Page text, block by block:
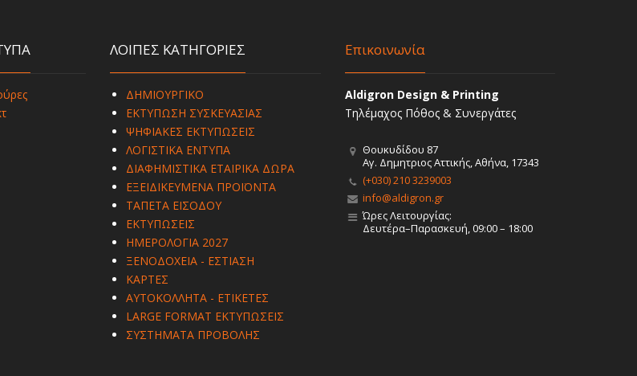
ΛΟΙΠΕΣ ΚΑΤΗΓΟΡΙΕΣ
ΔΗΜΙΟΥΡΓΙΚΟ
ΕΚΤΥΠΩΣΗ ΣΥΣΚΕΥΑΣΙΑΣ
ΨΗΦΙΑΚΕΣ ΕΚΤΥΠΩΣΕΙΣ
ΛΟΓΙΣΤΙΚΑ ΕΝΤΥΠΑ
ΔΙΑΦΗΜΙΣΤΙΚΑ ΕΤΑΙΡΙΚΑ ΔΩΡΑ
ΕΞΕΙΔΙΚΕΥΜΕΝΑ ΠΡΟΪΟΝΤΑ
ΤΑΠΕΤΑ ΕΙΣΟΔΟΥ
ΕΚΤΥΠΩΣΕΙΣ
ΗΜΕΡΟΛΟΓΙΑ 2027
ΞΕΝΟΔΟΧΕΙΑ - ΕΣΤΙΑΣΗ
ΚΑΡΤΕΣ
ΑΥΤΟΚΟΛΛΗΤΑ - ΕΤΙΚΕΤΕΣ
LARGE FORMAT ΕΚΤΥΠΩΣΕΙΣ
ΣΥΣΤΗΜΑΤΑ ΠΡΟΒΟΛΗΣ
Επικοινωνία
Aldigron Design & Printing
Τηλέμαχος Πόθος & Συνεργάτες
Θουκυδίδου 87
Αγ. Δημητριος Αττικής, Αθήνα, 17343
(+030) 210 3239003
info@aldigron.gr
Ώρες Λειτουργίας:
Δευτέρα–Παρασκευή, 09:00 – 18:00